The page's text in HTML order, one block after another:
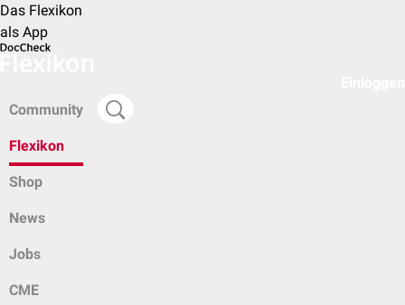
Das Flexikon
als App
Community
Flexikon
Shop
News
Jobs
CME